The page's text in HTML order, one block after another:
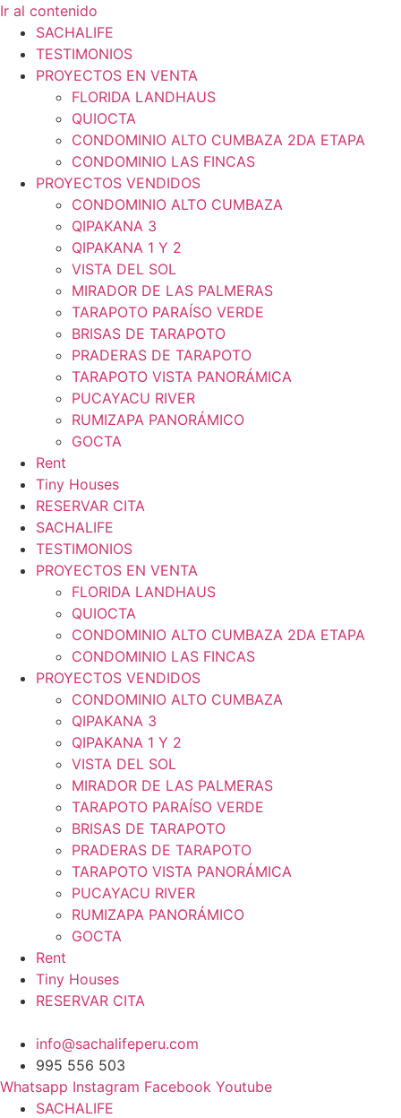
Ir al contenido
SACHALIFE
TESTIMONIOS
PROYECTOS EN VENTA
FLORIDA LANDHAUS
QUIOCTA
CONDOMINIO ALTO CUMBAZA 2DA ETAPA
CONDOMINIO LAS FINCAS
PROYECTOS VENDIDOS
CONDOMINIO ALTO CUMBAZA
QIPAKANA 3
QIPAKANA 1 Y 2
VISTA DEL SOL
MIRADOR DE LAS PALMERAS
TARAPOTO PARAÍSO VERDE
BRISAS DE TARAPOTO
PRADERAS DE TARAPOTO
TARAPOTO VISTA PANORÁMICA
PUCAYACU RIVER
RUMIZAPA PANORÁMICO
GOCTA
Rent
Tiny Houses
RESERVAR CITA
SACHALIFE
TESTIMONIOS
PROYECTOS EN VENTA
FLORIDA LANDHAUS
QUIOCTA
CONDOMINIO ALTO CUMBAZA 2DA ETAPA
CONDOMINIO LAS FINCAS
PROYECTOS VENDIDOS
CONDOMINIO ALTO CUMBAZA
QIPAKANA 3
QIPAKANA 1 Y 2
VISTA DEL SOL
MIRADOR DE LAS PALMERAS
TARAPOTO PARAÍSO VERDE
BRISAS DE TARAPOTO
PRADERAS DE TARAPOTO
TARAPOTO VISTA PANORÁMICA
PUCAYACU RIVER
RUMIZAPA PANORÁMICO
GOCTA
Rent
Tiny Houses
RESERVAR CITA
info@sachalifeperu.com
995 556 503
Whatsapp Instagram Facebook Youtube
SACHALIFE